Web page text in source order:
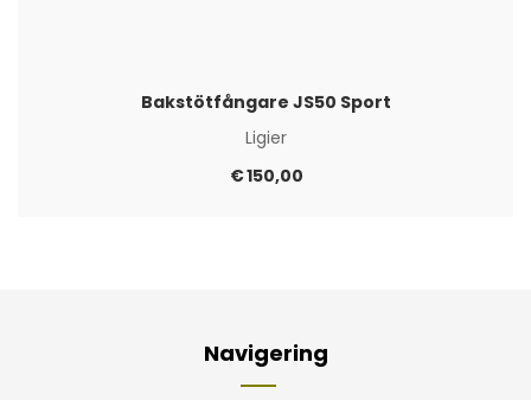
Bakstötfångare JS50 Sport
Ligier
€150,00
Navigering